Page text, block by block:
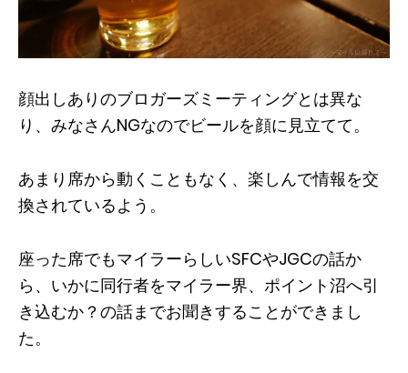
顔出しありのブロガーズミーティングとは異な
り、みなさんNGなのでビールを顔に見立てて。
あまり席から動くこともなく、楽しんで情報を交
換されているよう。
座った席でもマイラーらしいSFCやJGCの話か
ら、いかに同行者をマイラー界、ポイント沼へ引
き込むか？の話までお聞きすることができまし
た。